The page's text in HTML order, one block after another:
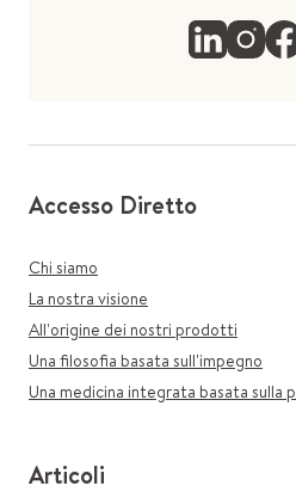
Accesso Diretto
Chi siamo
La nostra visione
All'origine dei nostri prodotti
Una filosofia basata sull'impegno
Una medicina integrata basata sulla
Articoli